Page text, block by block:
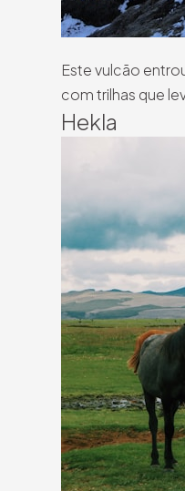
Este vulcão
com trilhas que
Hekla